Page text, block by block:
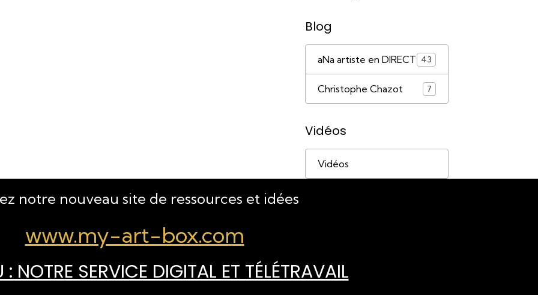
Blog
aNa artiste en DIRECT 43
Christophe Chazot 7
Vidéos
Vidéos
notre nouveau site de ressources et idées
www.my-art-box.com
NOTRE SERVICE DIGITAL ET TÉLÉTRAVAIL